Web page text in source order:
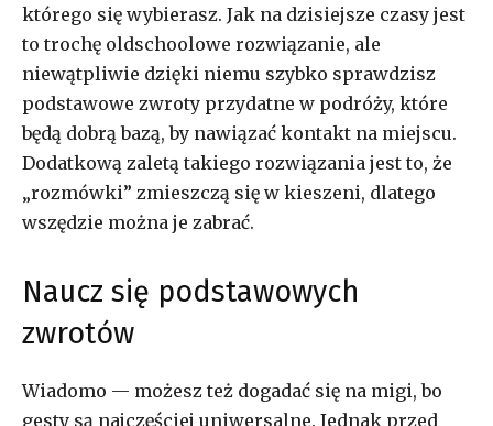
którego się wybierasz. Jak na dzisiejsze czasy jest
to trochę oldschoolowe rozwiązanie, ale
niewątpliwie dzięki niemu szybko sprawdzisz
podstawowe zwroty przydatne w podróży, które
będą dobrą bazą, by nawiązać kontakt na miejscu.
Dodatkową zaletą takiego rozwiązania jest to, że
„rozmówki” zmieszczą się w kieszeni, dlatego
wszędzie można je zabrać.
Naucz się podstawowych
zwrotów
Wiadomo — możesz też dogadać się na migi, bo
gesty są najczęściej uniwersalne. Jednak przed